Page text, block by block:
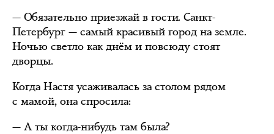
— Обязательно приезжай в гости. Санкт-
Петербург — самый красивый город на земле.
Ночью светло как днём и повсюду стоят
дворцы.
Когда Настя усаживалась за столом рядом
с мамой, она спросила:
— А ты когда-нибудь там была?